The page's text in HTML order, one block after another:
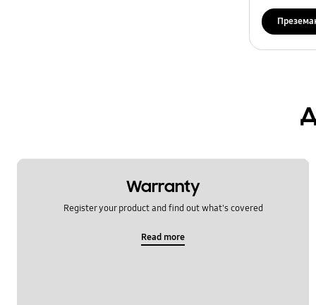
Warranty
Register your product and find out what's covered
Read more